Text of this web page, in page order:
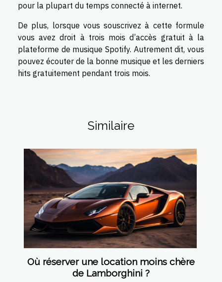
pour la plupart du temps connecté à internet.
De plus, lorsque vous souscrivez à cette formule
vous avez droit à trois mois d’accès gratuit à la
plateforme de musique Spotify. Autrement dit, vous
pouvez écouter de la bonne musique et les derniers
hits gratuitement pendant trois mois.
Similaire
Où réserver une location moins chère
de Lamborghini ?